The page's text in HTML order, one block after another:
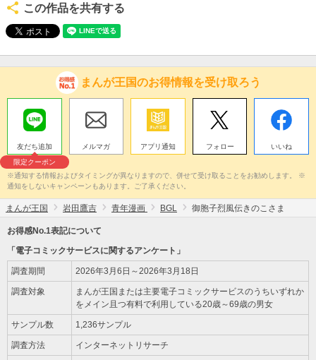
この作品を共有する
まんが王国のお得情報を受け取ろう
友だち追加
限定クーポン
メルマガ アプリ通知 フォロー いいね
※通知する情報およびタイミングが異なりますので、併せて受け取ることをお勧めします。 ※
通知をしないキャンペーンもあります。ご了承ください。
まんが王国 岩田鷹吉 青年漫画 BGL 御胞子烈風伝きのこさま
お得感No.1表記について
「電子コミックサービスに関するアンケート」
調査期間 2026年3月6日～2026年3月18日
調査対象
まんが王国または主要電子コミックサービスのうちいずれか
をメイン且つ有料で利用している20歳～69歳の男女
サンプル数 1,236サンプル
調査方法 インターネットリサーチ